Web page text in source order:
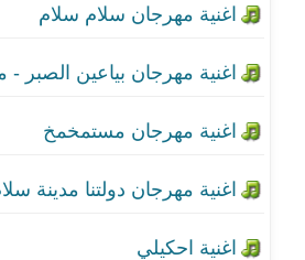
اغنية مهرجان سي وا
اغنية مهرجان طلبات الجن
اغنية مهرجان عم الدنيا